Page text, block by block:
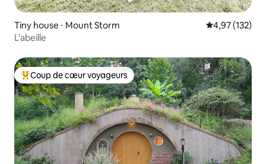
Tiny house ⋅ Mount Storm Évaluation
4,97 (132)
L'abeille
Coups de cœur voyageurs les plus appréciés
Coup de cœur voyageurs